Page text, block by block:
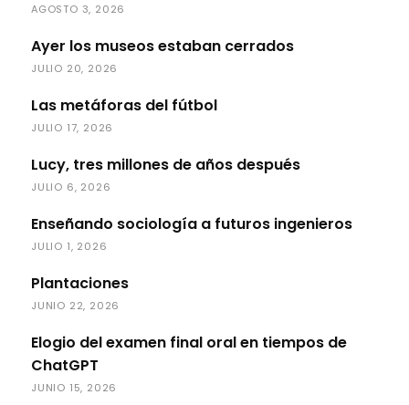
AGOSTO 3, 2026
Ayer los museos estaban cerrados
JULIO 20, 2026
Las metáforas del fútbol
JULIO 17, 2026
Lucy, tres millones de años después
JULIO 6, 2026
Enseñando sociología a futuros ingenieros
JULIO 1, 2026
Plantaciones
JUNIO 22, 2026
Elogio del examen final oral en tiempos de
ChatGPT
JUNIO 15, 2026